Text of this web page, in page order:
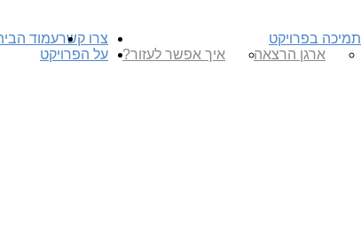
תמיכה בפרויקט
ארגן הרצאה
איך אפשר לעזור?
צרו קשרעמוד
על הפרויקט